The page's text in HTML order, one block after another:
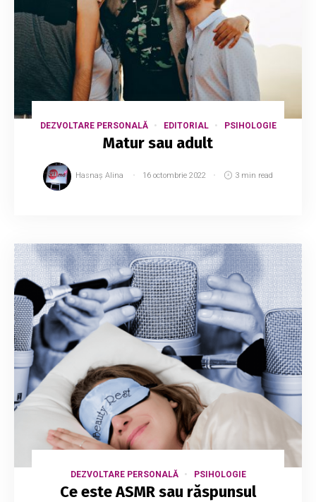
DEZVOLTARE PERSONALĂ EDITORIAL PSIHOLOGIE
Matur sau adult
Hasnaș Alina 16 octombrie 2022 3 min read
DEZVOLTARE PERSONALĂ PSIHOLOGIE
Ce este ASMR sau răspunsul